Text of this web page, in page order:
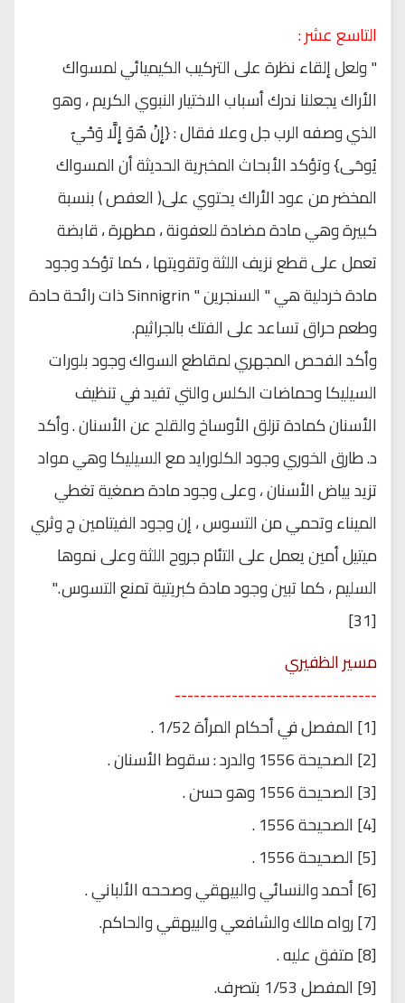
التاسع عشر :
" ولعل إلقاء نظرة على التركيب الكيميائي لمسواك
الأراك يجعلنا ندرك أسباب الاختيار النبوي الكريم ، وهو
الذي وصفه الرب جل وعلا فقال : {إِنْ هُوَ إِلَّا وَحْيٌ
يُوحَى} وتؤكد الأبحاث المخبرية الحديثة أن المسواك
المخضر من عود الأراك يحتوي على( العفص ) بنسبة
كبيرة وهي مادة مضادة للعفونة ، مطهرة ، قابضة
تعمل على قطع نزيف اللثة وتقويتها ، كما تؤكد وجود
مادة خردلية هي " السنجرين " Sinnigrin ذات رائحة حادة
وطعم حراق تساعد على الفتك بالجراثيم.
وأكد الفحص المجهري لمقاطع السواك وجود بلورات
السيليكا وحماضات الكلس والتي تفيد في تنظيف
الأسنان كمادة تزلق الأوساخ والقلح عن الأسنان . وأكد
د. طارق الخوري وجود الكلورايد مع السيليكا وهي مواد
تزيد بياض الأسنان ، وعلى وجود مادة صمغية تغطي
الميناء وتحمي من التسوس ، إن وجود الفيتامين ج وثري
ميتيل أمين يعمل على التئام جروح اللثة وعلى نموها
السليم ، كما تبين وجود مادة كبريتية تمنع التسوس ."
[31]
مسير الظفيري
--------------------------------
[1] المفصل في أحكام المرأة 1/52 .
[2] الصحيحة 1556 والدرد : سقوط الأسنان .
[3] الصحيحة 1556 وهو حسن .
[4] الصحيحة 1556 .
[5] الصحيحة 1556 .
[6] أحمد والنسائي والبيهقي وصححه الألباني .
[7] رواه مالك والشافعي والبيهقي والحاكم.
[8] متفق عليه .
[9] المفصل 1/53 بتصرف.